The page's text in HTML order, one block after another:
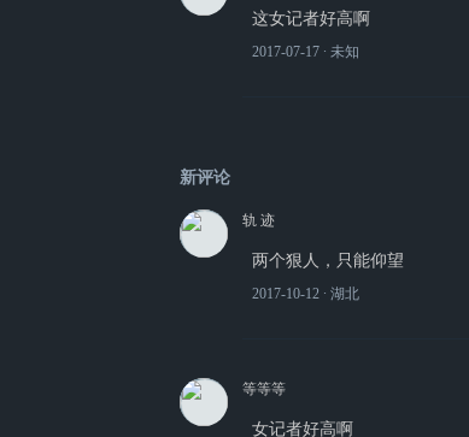
这女记者好高啊
2017-07-17 ∙ 未知
新评论
轨 迹
两个狠人，只能仰望
2017-10-12 ∙ 湖北
等等等
女记者好高啊